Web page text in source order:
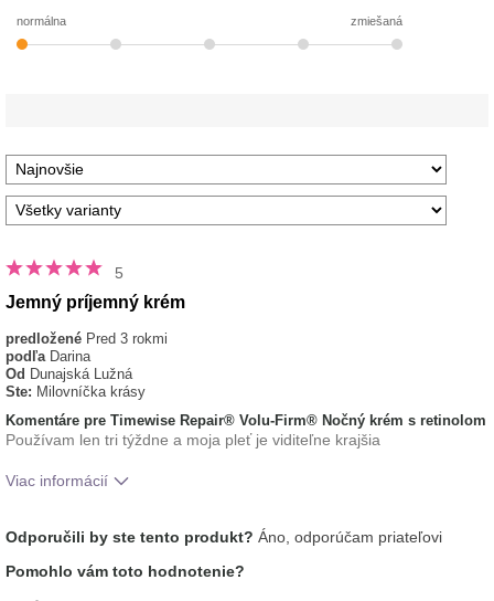
normálna zmiešaná
5
Jemný príjemný krém
predložené Pred 3 rokmi
podľa Darina
Od Dunajská Lužná
Ste: Milovníčka krásy
Komentáre pre Timewise Repair® Volu-Firm® Nočný krém s retinolom
Používam len tri týždne a moja pleť je viditeľne krajšia
Viac informácií
používaním tohto prípravku?
Osviežujúci, Príjemný pocit na
Odporučili by ste tento produkt? Áno, odporúčam priateľovi
Pomohlo vám toto hodnotenie?